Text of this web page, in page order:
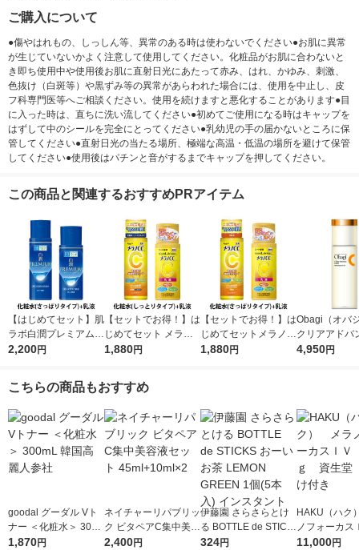
ご購入について
●傷やはれもの、しっしん等、異常のある時は使わないでください●お肌に異常
が生じていないかよく注意して使用してください。化粧品がお肌に合わないと
き即ち使用中や使用後お肌に直射日光にあたって赤み、はれ、かゆみ、刺激、
色抜け（白斑等）や黒ずみ等の異常があらわれた場合には、使用を中止し、皮
フ科専門医等へご相談ください。使用を続けますと悪化することがあります●目
に入った時は、直ちに洗い流してください●初めてご使用になる時はキャップを
はずして中のシールを完全にとってください●乳幼児の手の届かないところに保
管してください●直射日光の当たる場所、極端な高温・低温の場所を避けて保管
してください●使用後はパチンと音がするまでキャップを押してください。
この商品と関連するおすすめPRアイテム
【はじめてセット】肌
ラボ白潤プレミアム薬
用浸透美白化粧水＋乳
2,200円
【セットでお得！】は
じめてセット メラノC
C薬用しみ対策美白化
1,880円
【セットでお得！】は
じめてセットメラノC
C薬用しみ対策美白化
1,880円
Obagi（オ
クリアアドバ
ーション 本
4,950円
こちらの商品もおすすめ
goodal グーダル Vト
ナー ＜化粧水＞ 300
mL 韓国高麗人参社
1,870円
ネイチャーリパブリッ
ク ビタペアC集中美容
液セット 45ml+10ml×
2,400円
伊藤園 さらさらとけ
る BOTTLE de STICK
S おーいお茶 LEMON
324円
HAKU（ハ
ノフォーカ
5ｇ 資生堂
11,000円